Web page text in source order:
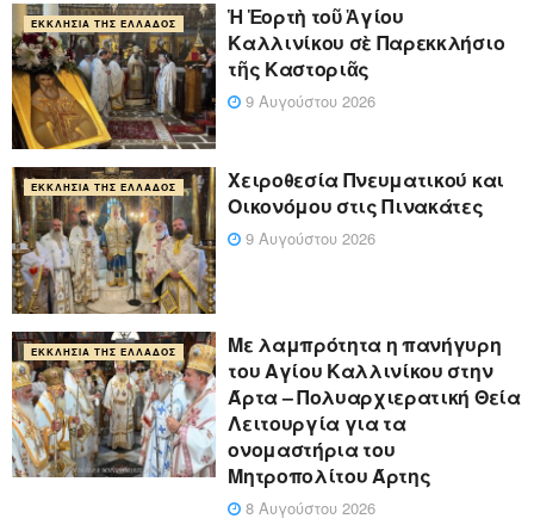
ΕΚΚΛΗΣΊΑ ΤΗΣ ΕΛΛΆΔΟΣ
Ἡ Ἑορτὴ τοῦ Ἁγίου
Καλλινίκου σὲ Παρεκκλήσιο
τῆς Καστοριᾶς
9 Αυγούστου 2026
ΕΚΚΛΗΣΊΑ ΤΗΣ ΕΛΛΆΔΟΣ
Χειροθεσία Πνευματικού και
Οικονόμου στις Πινακάτες
9 Αυγούστου 2026
ΕΚΚΛΗΣΊΑ ΤΗΣ ΕΛΛΆΔΟΣ
Με λαμπρότητα η πανήγυρη
του Αγίου Καλλινίκου στην
Άρτα – Πολυαρχιερατική Θεία
Λειτουργία για τα
ονομαστήρια του
Μητροπολίτου Άρτης
8 Αυγούστου 2026